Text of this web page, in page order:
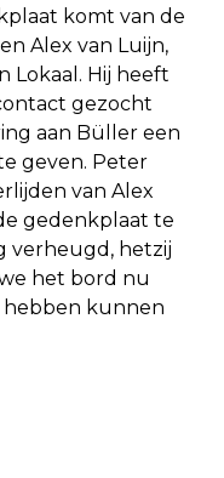
komt van de
Alex van Luijn,
Lokaal. Hij heeft
gezocht
aan Büller een
geven. Peter
van Alex
gedenkplaat te
verheugd, hetzij
het bord nu
hebben kunnen